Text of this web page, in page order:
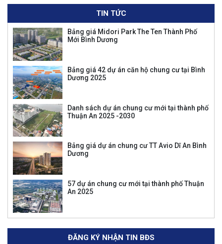
TIN TỨC
Bảng giá Midori Park The Ten Thành Phố
Mới Bình Dương
Bảng giá 42 dự án căn hộ chung cư tại Bình
Dương 2025
Danh sách dự án chung cư mới tại thành phố
Thuận An 2025 -2030
Bảng giá dự án chung cư TT Avio Dĩ An Bình
Dương
57 dự án chung cư mới tại thành phố Thuận
An 2025
ĐĂNG KÝ NHẬN TIN BĐS